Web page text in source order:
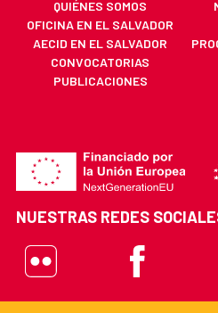
QUIÉNES SOMOS
OFICINA EN EL SALVADOR
AECID EN EL SALVADOR
CONVOCATORIAS
PUBLICACIONES
NUESTRAS REDES
Flickr
Facebook